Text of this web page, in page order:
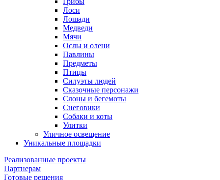
Лоси
Лошади
Медведи
Мячи
Ослы и олени
Павлины
Предметы
Птицы
Силуэты людей
Сказочные персонажи
Слоны и бегемоты
Снеговики
Собаки и коты
Улитки
Уличное освещение
Уникальные площадки
Реализованные проекты
Партнерам
Готовые решения